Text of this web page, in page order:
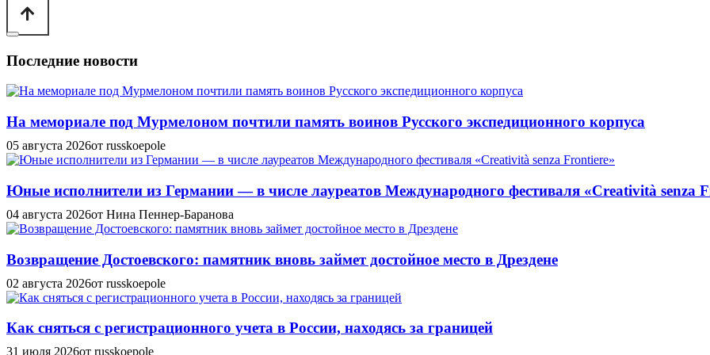
Последние новости
На мемориале под Мурмелоном почтили память воинов Русского экспедиционного корпуса
05 августа 2026от russkoepole
Юные исполнители из Германии — в числе лауреатов Международного фестиваля «Creatività senza
04 августа 2026от Нина Пеннер-Баранова
Возвращение Достоевского: памятник вновь займет достойное место в Дрездене
02 августа 2026от russkoepole
Как сняться с регистрационного учета в России, находясь за границей
31 июля 2026от russkoepole